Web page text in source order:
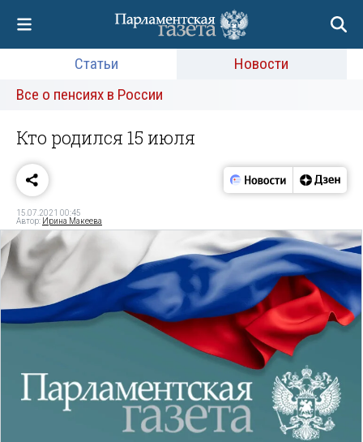
Статьи
Новости
Все о пенсиях в России
Кто родился 15 июля
15.07.2021 00:45
Автор: Ирина Макеева